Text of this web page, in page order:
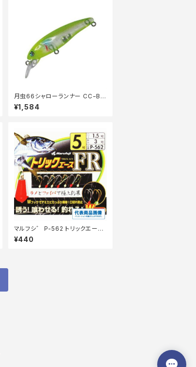
月虫66シャローランナー CC−BO
RA
¥1,584
マルフシ゛ P-562 トリックエース
FR 3号
¥440